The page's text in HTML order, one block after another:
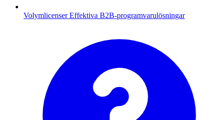
Volymlicenser Effektiva B2B-programvarulösningar